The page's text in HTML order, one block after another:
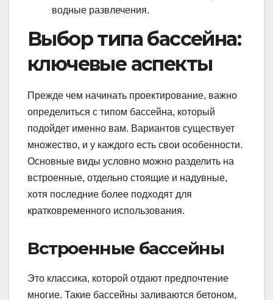
водные развлечения.
Выбор типа бассейна:
ключевые аспекты
Прежде чем начинать проектирование, важно
определиться с типом бассейна, который
подойдет именно вам. Вариантов существует
множество, и у каждого есть свои особенности.
Основные виды условно можно разделить на
встроенные, отдельно стоящие и надувные,
хотя последние более подходят для
кратковременного использования.
Встроенные бассейны
Это классика, которой отдают предпочтение
многие. Такие бассейны заливаются бетоном,